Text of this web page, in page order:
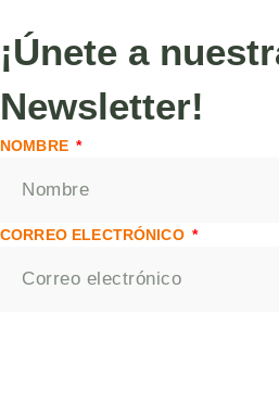
¡Únete a
Newsletter!
NOMBRE
CORREO ELECTRÓNICO